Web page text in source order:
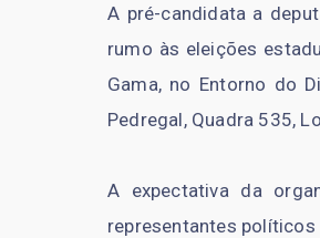
A pré-candidata a
rumo às eleições
Gama, no Entorno do
Pedregal, Quadra 535,
A expectativa da
representantes